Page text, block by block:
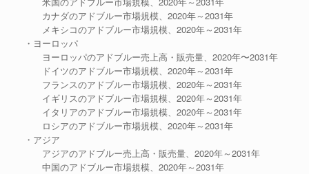
カナダのアドブルー市場規模、2020年～2031年
メキシコのアドブルー市場規模、2020年～2031年
・ヨーロッパ
ヨーロッパのアドブルー売上高・販売量、2020年〜2031年
ドイツのアドブルー市場規模、2020年～2031年
フランスのアドブルー市場規模、2020年～2031年
イギリスのアドブルー市場規模、2020年～2031年
イタリアのアドブルー市場規模、2020年～2031年
ロシアのアドブルー市場規模、2020年～2031年
・アジア
アジアのアドブルー売上高・販売量、2020年～2031年
中国のアドブルー市場規模、2020年～2031年